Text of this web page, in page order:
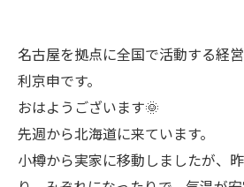
名古屋を拠点に全国で活動する経
利京申です。
おはようございます🌞
先週から北海道に来ています。
小樽から実家に移動しましたが、